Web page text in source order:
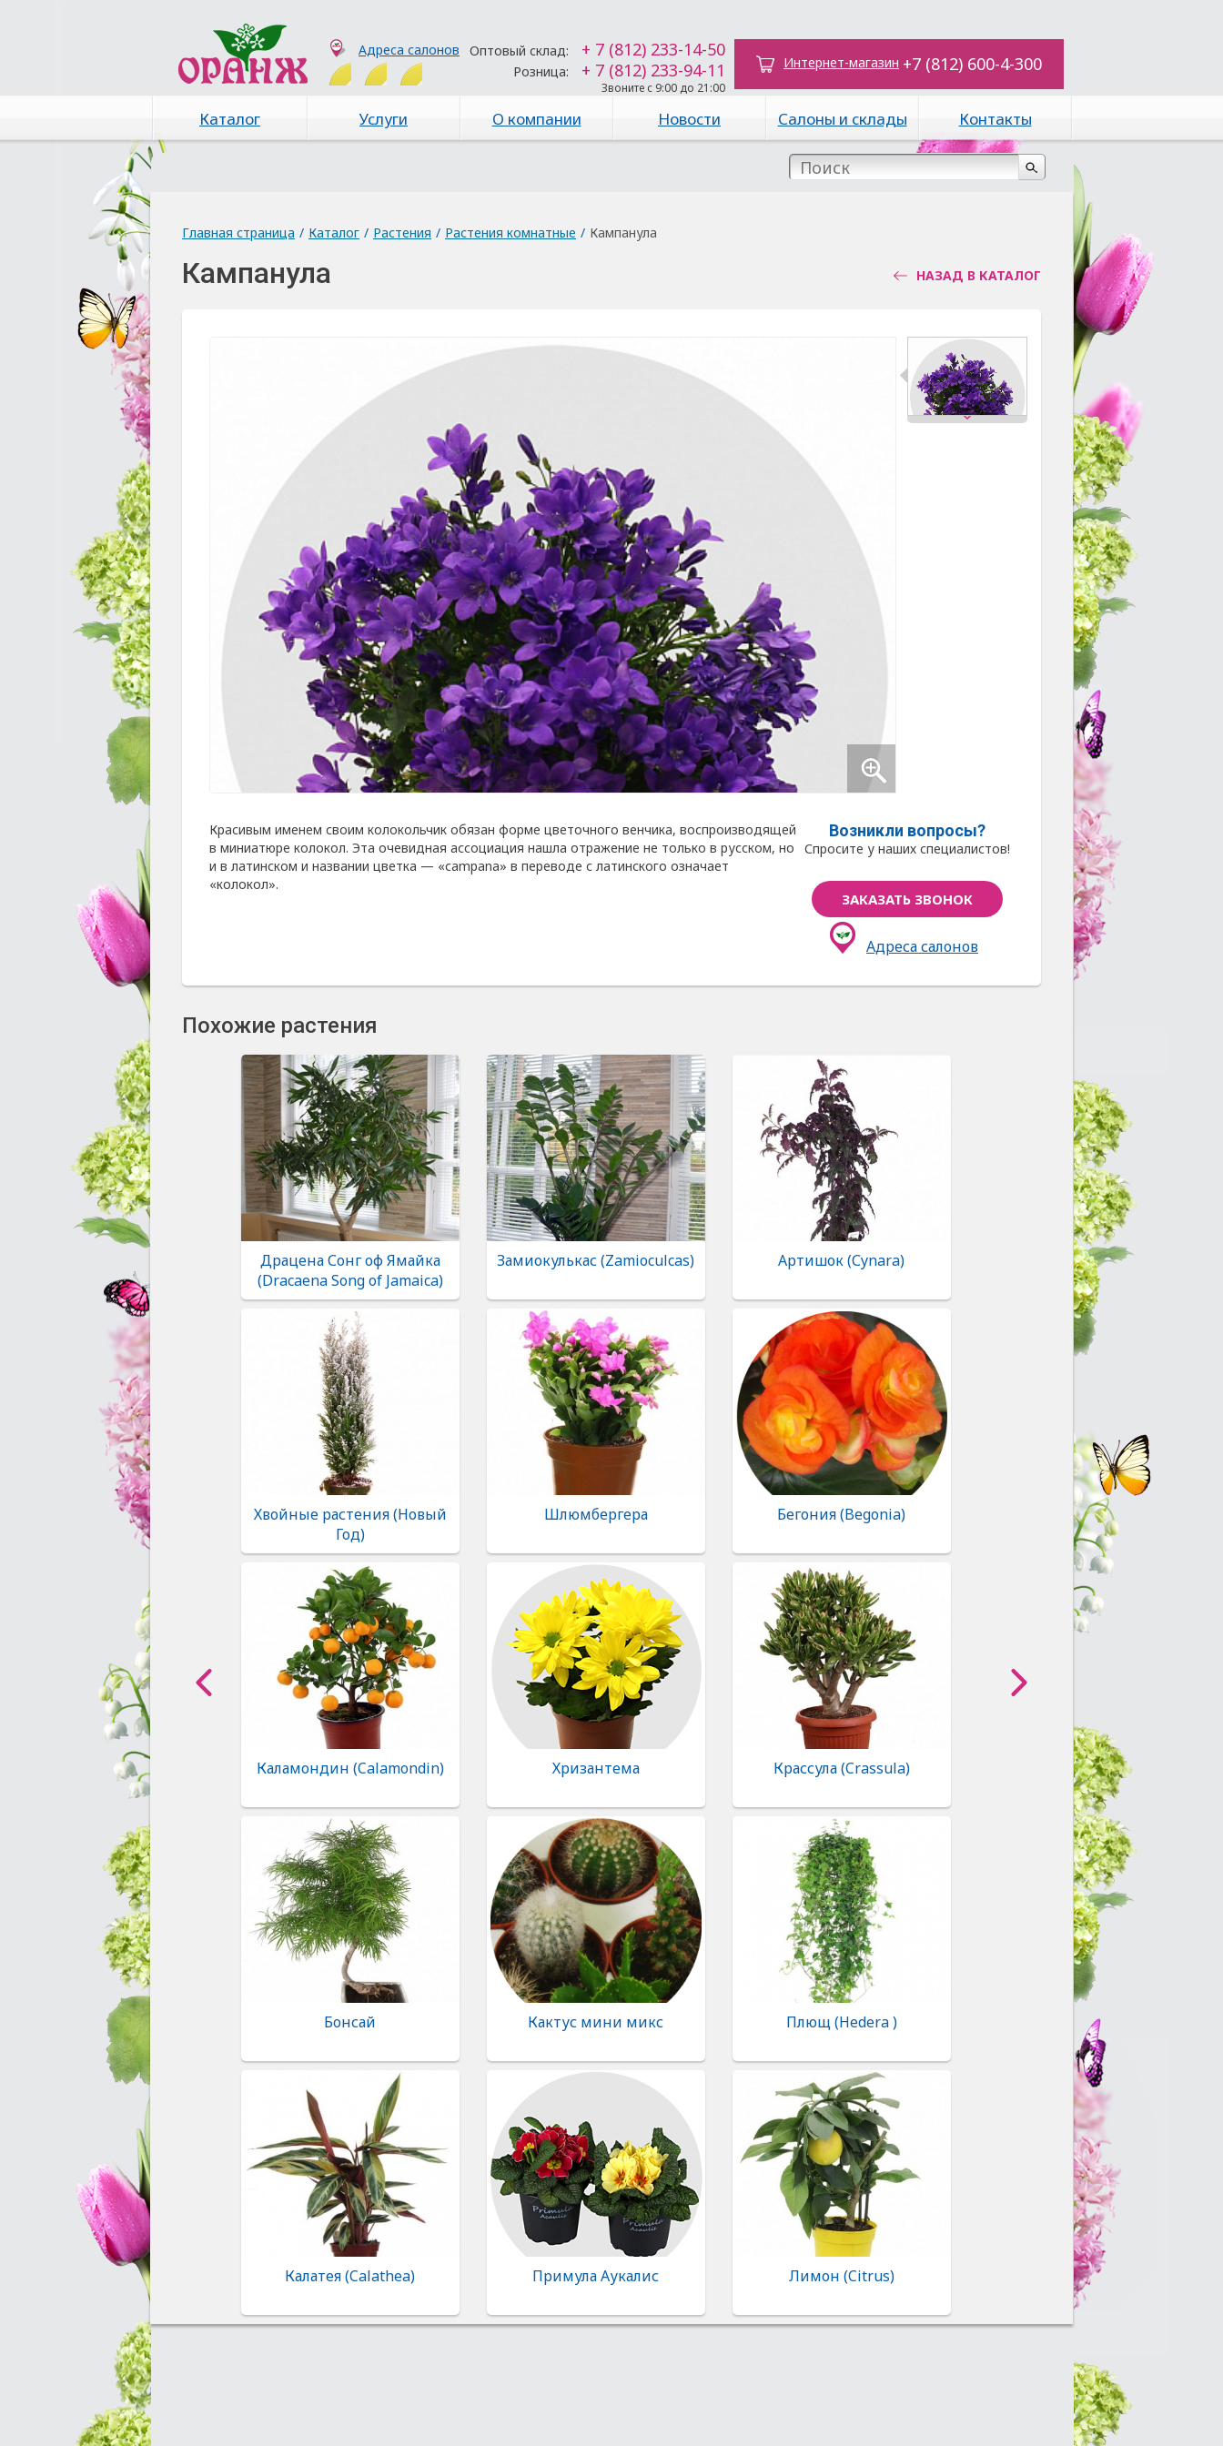
Адреса салонов Оптовый склад: + 7 (812) 233-14-50
Розница: + 7 (812) 233-94-11
Звоните с 9:00 до 21:00
Интернет-магазин +7 (812) 600-4-300
Каталог Услуги О компании Новости Салоны и склады Контакты
Главная страница / Каталог / Растения / Растения комнатные / Кампанула
Кампанула НАЗАД В КАТАЛОГ
Красивым именем своим колокольчик обязан форме цветочного венчика, воспроизводящей
в миниатюре колокол. Эта очевидная ассоциация нашла отражение не только в русском, но
и в латинском и названии цветка — «саmраnа» в переводе с латинского означает
«колокол».
Возникли вопросы?
Спросите у наших специалистов!
ЗАКАЗАТЬ ЗВОНОК
Адреса салонов
Похожие растения
Драцена Сонг оф Ямайка
(Dracaena Song of Jamaica)
Замиокулькас (Zamioculcas) Артишок (Сynara)
Хвойные растения (Новый
Год)
Шлюмбергера Бегония (Begonia)
Каламондин (Calamondin) Хризантема Крассула (Crassula)
Бонсай Кактус мини микс Плющ (Hedera )
Калатея (Calathea) Примула Аукалис Лимон (Citrus)